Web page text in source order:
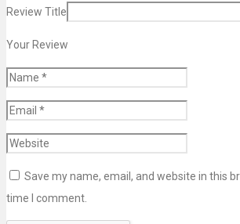
Review Title
Your Review
Save my name, email, and website in this
time I comment.